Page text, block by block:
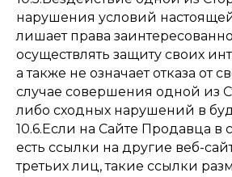
нарушения условий
лишает права
осуществлять защиту своих
а также не означает отказа от
случае совершения одной из
либо сходных нарушений в
10.6.Если на Сайте Продавца в
есть ссылки на другие веб-
третьих лиц, такие ссылки